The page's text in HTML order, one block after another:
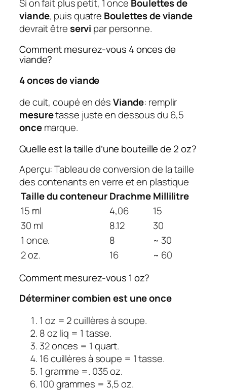
Si on fait plus petit, 1 once Boulettes de
viande, puis quatre Boulettes de viande
devrait êtreservi par personne.
Comment mesurez-vous 4 onces de
viande?
4 onces de viande
de cuit, coupé en désViande: remplir
mesuretasse juste en dessous du 6,5
oncemarque.
Quelle est la taille d’une bouteille de 2 oz?
Aperçu: Tableau de conversion de la taille
des contenants en verre et en plastique
Taille du conteneur Drachme Millilitre
15 ml
4,06
15
30 ml
8.12
30
1 once.
8
~ 30
2 oz.
16
~ 60
Comment mesurez-vous 1 oz?
Déterminer combien est une once
1 oz = 2 cuillères à soupe.
8 oz liq = 1 tasse.
32 onces = 1 quart.
16 cuillères à soupe = 1 tasse.
1 gramme =. 035 oz.
100 grammes = 3,5 oz.